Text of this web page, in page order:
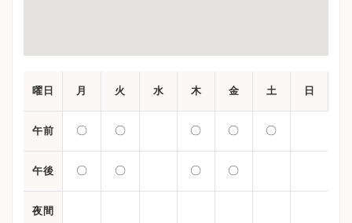
曜日 月 火 水 木 金 土 日
午前 〇 〇 〇 〇 〇
午後 〇 〇 〇 〇
夜間